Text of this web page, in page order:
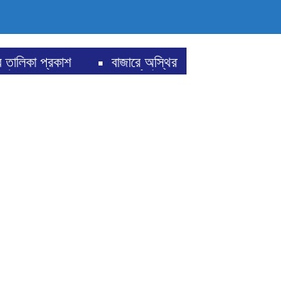
অস্থিরতা, মনিটরিং বাড়ানোর তাগিদ বাজারসংশ্লিষ্টদের